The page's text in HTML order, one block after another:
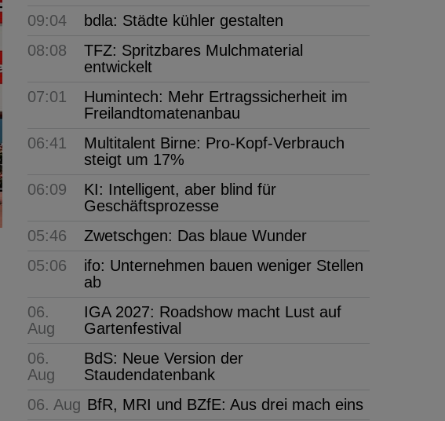
09:04
bdla: Städte kühler gestalten
08:08
TFZ: Spritzbares Mulchmaterial
entwickelt
07:01
Humintech: Mehr Ertragssicherheit im
Freilandtomatenanbau
06:41
Multitalent Birne: Pro-Kopf-Verbrauch
steigt um 17%
06:09
KI: Intelligent, aber blind für
Geschäftsprozesse
05:46
Zwetschgen: Das blaue Wunder
05:06
ifo: Unternehmen bauen weniger Stellen
ab
06.
Aug
IGA 2027: Roadshow macht Lust auf
Gartenfestival
06.
Aug
BdS: Neue Version der
Staudendatenbank
06. Aug BfR, MRI und BZfE: Aus drei mach eins